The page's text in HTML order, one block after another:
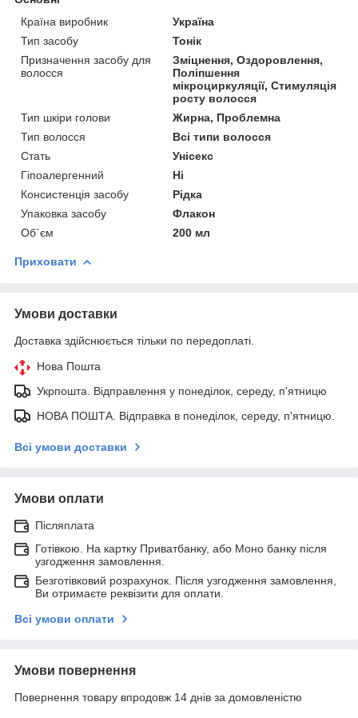
Країна виробник
Україна
Тип засобу
Тонік
Призначення засобу для
волосся
Зміцнення, Оздоровлення,
Поліпшення
мікроциркуляції, Стимуляція
росту волосся
Тип шкіри голови
Жирна, Проблемна
Тип волосся
Всі типи волосся
Стать
Унісекс
Гіпоалергенний
Ні
Консистенція засобу
Рідка
Упаковка засобу
Флакон
Об`єм
200 мл
Приховати
Умови доставки
Доставка здійснюється тільки по передоплаті.
Нова Пошта
Укрпошта. Відправлення у понеділок, середу, п'ятницю
НОВА ПОШТА. Відправка в понеділок, середу, п'ятницю.
Всі умови доставки
Умови оплати
Післяплата
Готівкою. На картку Приватбанку, або Моно банку після
узгодження замовлення.
Безготівковий розрахунок. Після узгодження замовлення,
Ви отримаєте реквізити для оплати.
Всі умови оплати
Умови повернення
Повернення товару впродовж 14 днів за домовленістю